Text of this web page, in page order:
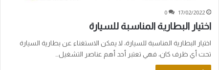
17/02/2022
0
اختيار البطارية المناسبة للسيارة
اختيار البطارية المناسبة للسيارة، لا يمكن الاستغناء عن بطارية السيارة
تحت أي ظرف كان، فهي تعتبر أحد أهم عناصر التشغيل…